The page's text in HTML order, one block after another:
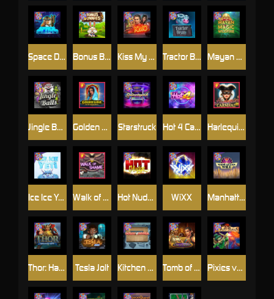
Manhattan Goes Wild
Kiss My Chainsaw Tractor Beam
Hot Nudge
Space Donkey
Starstruck
Tomb of Nefertiti
Golden Genie And The Walking Wilds
Tesla Jolt
Mayan Magic Wildfire
WiXX
Bonus Bunnies
Hot 4 Cash
Jingle Balls Harlequin Carnival
Walk of Shame
Kitchen Drama: Sushi Mania Pixies vs Pirates
Thor: Hammer Time
Ice Ice Yeti